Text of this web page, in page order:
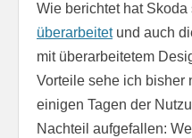
Wie berichtet hat Skoda
überarbeitetund auch
mit überarbeitetem
Vorteile sehe ich bisher
einigen Tagen der
Nachteil aufgefallen: